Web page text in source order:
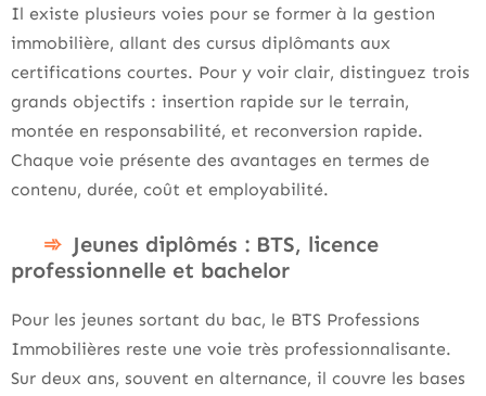
Il existe plusieurs voies pour se former à la gestion
immobilière, allant des cursus diplômants aux
certifications courtes. Pour y voir clair, distinguez trois
grands objectifs : insertion rapide sur le terrain,
montée en responsabilité, et reconversion rapide.
Chaque voie présente des avantages en termes de
contenu, durée, coût et employabilité.
Jeunes diplômés : BTS, licence
professionnelle et bachelor
Pour les jeunes sortant du bac, le BTS Professions
Immobilières reste une voie très professionnalisante.
Sur deux ans, souvent en alternance, il couvre les bases